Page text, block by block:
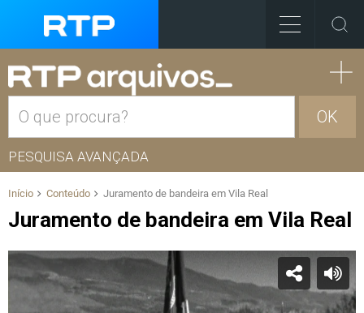
OK
PESQUISA AVANÇADA
Início Conteúdo Juramento de bandeira em Vila Real
Juramento de bandeira em Vila Real